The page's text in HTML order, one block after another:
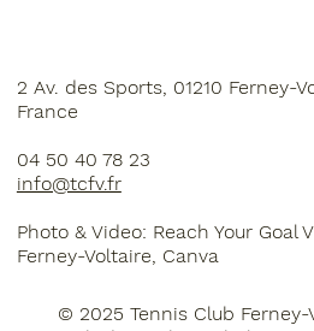
2 Av. des Sports, 01210 Ferney-
France
04 50 40 78 23
info@tcfv.fr
Photo & Video: Reach Your Goal
Ferney-Voltaire, Canva
© 2025 Tennis Club Ferney-